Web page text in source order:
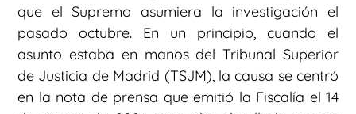
que el Supremo asumiera la investigación el
pasado octubre. En un principio, cuando el
asunto estaba en manos del Tribunal Superior
de Justicia de Madrid (TSJM), la causa se centró
en la nota de prensa que emitió la Fiscalía el 14